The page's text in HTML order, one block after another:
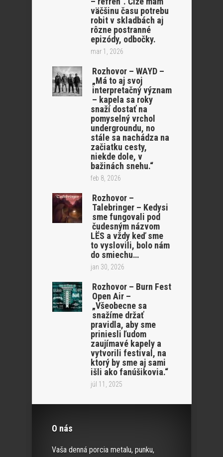
väčšinu času potrebu
robit v skladbách aj
rôzne postranné
epizódy, odbočky.
mar 1, 2026
Rozhovor – WAYD –
„Má to aj svoj
interpretačný význam
– kapela sa roky
snaží dostať na
pomyselný vrchol
undergroundu, no
stále sa nachádza na
začiatku cesty,
niekde dole, v
bažinách snehu.“
feb 8, 2026
Rozhovor –
Talebringer – Kedysi
sme fungovali pod
čudesným názvom
LËS a vždy keď sme
to vyslovili, bolo nám
do smiechu…
jan 30, 2026
Rozhovor – Burn Fest
Open Air –
„Všeobecne sa
snažíme držať
pravidla, aby sme
priniesli ľudom
zaujímavé kapely a
vytvorili festival, na
ktorý by sme aj sami
išli ako fanúšikovia.“
júl 11, 2025
O nás
Vaša denná porcia metalu, punku,